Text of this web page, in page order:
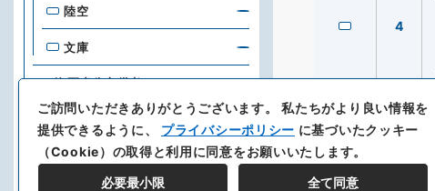
4
陸空
文庫
海軍省公文備考
海軍一般史料
琉球大学附属図書館
琉球大学附属図書館
ご訪問いただきありがとうございます。私たちがより良い情報を
提供できるように、 プライバシーポリシー に基づいたクッキー
（Cookie）の取得と利用に同意をお願いいたします。
必要最小限 全て同意